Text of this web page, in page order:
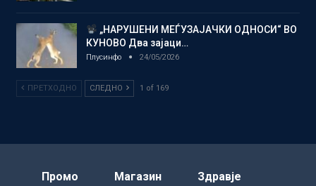
„НАРУШЕНИ МЕЃУЗАЈАЧКИ ОДНОСИ“ ВО
КУНОВО Два зајаци…
Плусинфо 24/05/2026
ПРЕТХОДНО СЛЕДНО 1 of 169
Промо Магазин Здравје